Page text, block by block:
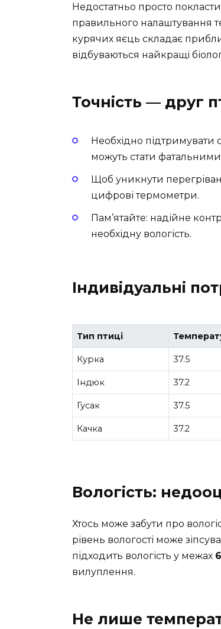
Недостатньо просто
правильного налаштування
курячих яєць складає
відбуваються найкращі
Точність — друг
Необхідно підтримувати
можуть стати
Щоб уникнути
цифрові термометри.
Пам’ятайте: надійне
необхідну вологість.
Індивідуальні
Тип птиці
Курка 37.5
Індюк 37.2
Гусак 37.5
Качка 37.2
Вологість:
Хтось може забути про
рівень вологості може
підходить вологість у межах
вилуплення.
Не лише